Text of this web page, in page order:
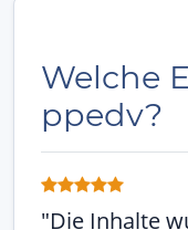
Welche
ppedv?
"Die Inhalte